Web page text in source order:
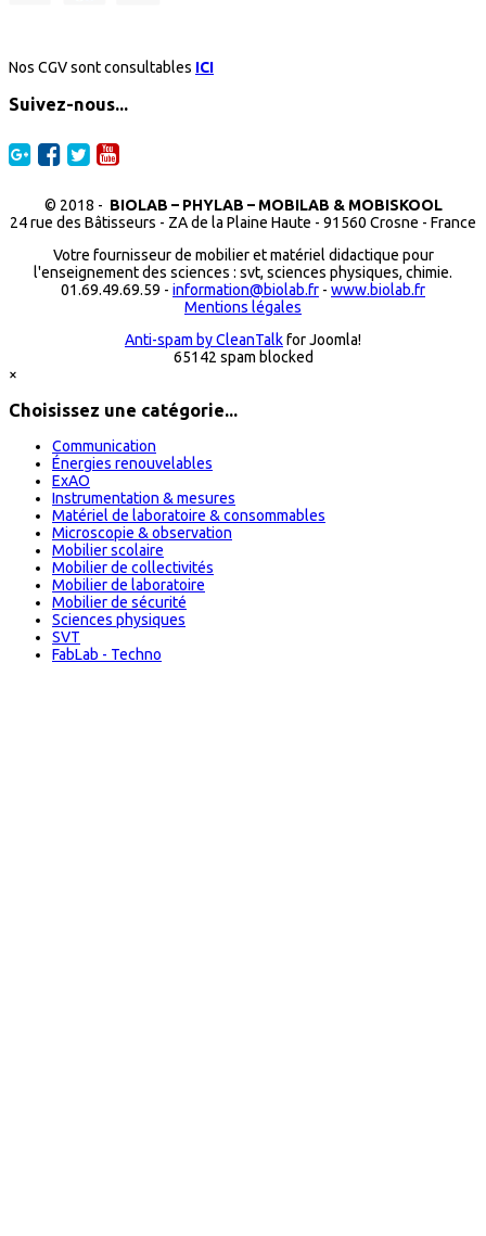
Nos CGV sont consultables ICI
Suivez-nous...
© 2018 - BIOLAB – PHYLAB – MOBILAB & MOBISKOOL
24 rue des Bâtisseurs - ZA de la Plaine Haute - 91560 Crosne - France
Votre fournisseur de mobilier et matériel didactique pour
l'enseignement des sciences : svt, sciences physiques, chimie.
01.69.49.69.59 - information@biolab.fr - www.biolab.fr
Mentions légales
Anti-spam by CleanTalkfor Joomla!
65142 spam blocked
×
Choisissez une catégorie...
Communication
Énergies renouvelables
ExAO
Instrumentation & mesures
Matériel de laboratoire & consommables
Microscopie & observation
Mobilier scolaire
Mobilier de collectivités
Mobilier de laboratoire
Mobilier de sécurité
Sciences physiques
SVT
FabLab - Techno